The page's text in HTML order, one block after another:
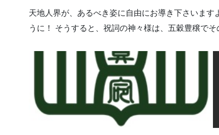
天地人界が、あるべき姿に自由にお導き下さいま
うに！ そうすると、祝詞の神々様は、五穀豊穣でそ